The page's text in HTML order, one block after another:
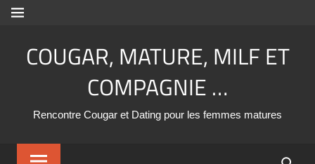
Aller
contenu
MENU
COUGAR, MATURE, MILF ET
COMPAGNIE …
Rencontre Cougar et Dating pour les femmes matures